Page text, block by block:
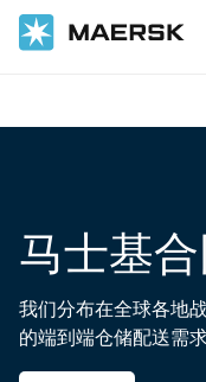
马士基
我们分布在全球各地
的端到端仓储配送需求